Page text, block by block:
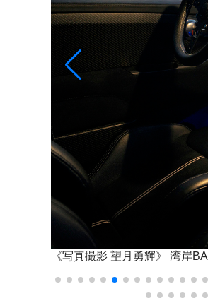
《写真撮影 望月勇輝》 湾岸